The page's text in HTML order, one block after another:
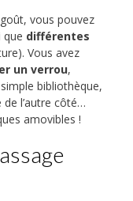
vous pouvez
que différentes
Vous avez
un verrou,
bibliothèque,
de l’autre côté…
amovibles !